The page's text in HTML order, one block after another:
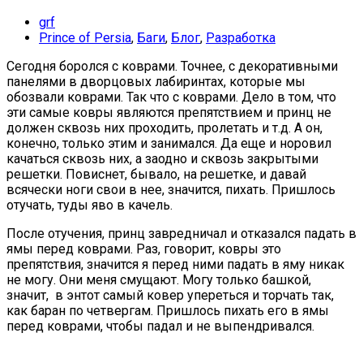
grf
Prince of Persia, Баги, Блог, Разработка
Сегодня боролся с коврами. Точнее, с декоративными
панелями в дворцовых лабиринтах, которые мы
обозвали коврами. Так что с коврами. Дело в том, что
эти самые ковры являются препятствием и принц не
должен сквозь них проходить, пролетать и т.д. А он,
конечно, только этим и занимался. Да еще и норовил
качаться сквозь них, а заодно и сквозь закрытыми
решетки. Повиснет, бывало, на решетке, и давай
всячески ноги свои в нее, значится, пихать. Пришлось
отучать, туды яво в качель.
После отучения, принц завредничал и отказался падать в
ямы перед коврами. Раз, говорит, ковры это
препятствия, значится я перед ними падать в яму никак
не могу. Они меня смущают. Могу только башкой,
значит, в энтот самый ковер упереться и торчать так,
как баран по четвергам. Пришлось пихать его в ямы
перед коврами, чтобы падал и не выпендривался.